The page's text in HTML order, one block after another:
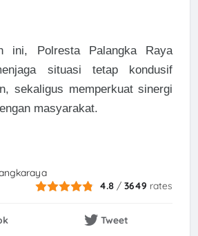
ini, Polresta Palangka Raya
situasi tetap kondusif
sekaligus memperkuat sinergi
masyarakat.
4.8 /3649 rates
Tweet